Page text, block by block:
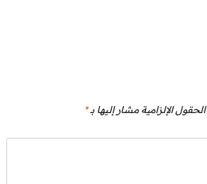
الحقول الإلزامية مشار إليها بـ*